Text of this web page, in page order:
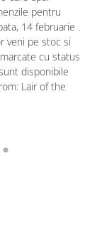
pentru
14 februarie .
veni pe stoc si
cu status
disponibile
Lair of the